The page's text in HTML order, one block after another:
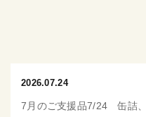
2026.07.24
7月のご支援品7/24 缶詰